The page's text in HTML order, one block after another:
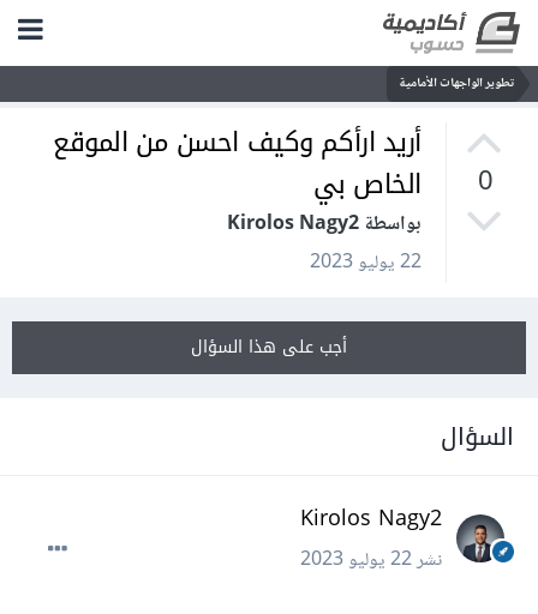
تطوير الواجهات الأمامية
0
أريد ارأكم وكيف احسن من الموقع
الخاص بي
بواسطة Kirolos Nagy2
22 يوليو 2023
أجب على هذا السؤال
السؤال
Kirolos Nagy2
نشر22 يوليو 2023